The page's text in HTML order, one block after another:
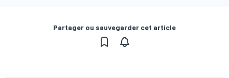
Partager ou sauvegarder cet article